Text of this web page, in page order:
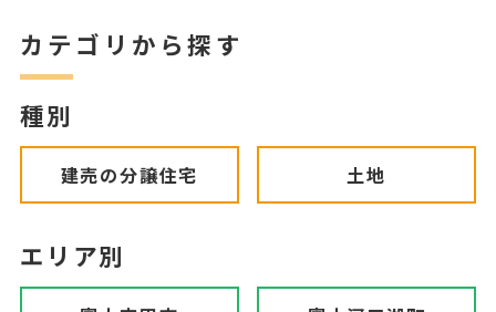
カテゴリから探す
種別
建売の分譲住宅 土地
エリア別